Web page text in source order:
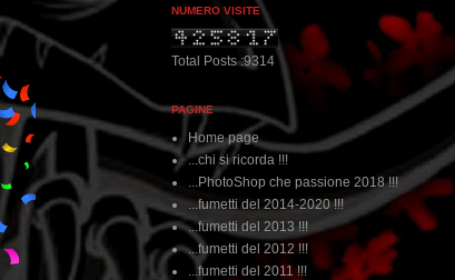
NUMERO VISITE
Total Posts :9314
PAGINE
Home page
...chi si ricorda !!!
...PhotoShop che passione 2018 !!!
...fumetti del 2014-2020 !!!
...fumetti del 2013 !!!
...fumetti del 2012 !!!
...fumetti del 2011 !!!